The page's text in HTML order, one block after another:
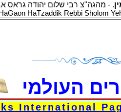
.
- מהגה"צ רבי שלום יהודה גראס
HaTzaddik Rebbi Sholom
העולמי